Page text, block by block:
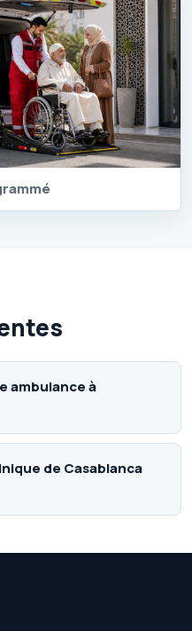
ambulance à
de Casablanca